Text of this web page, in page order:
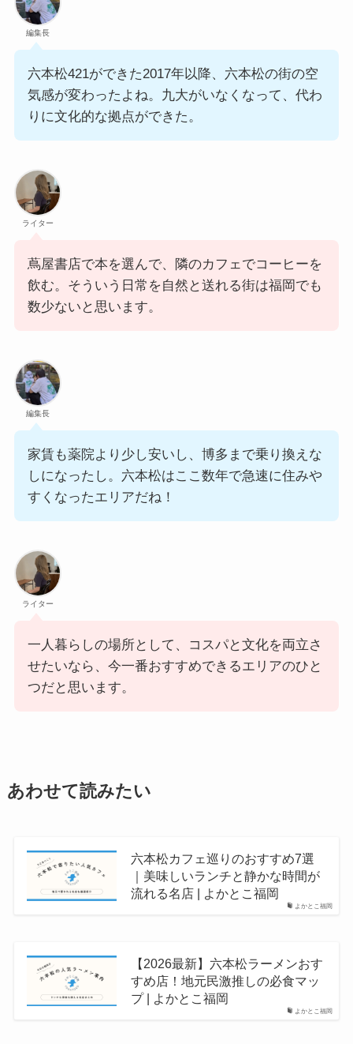
編集長
六本松421ができた2017年以降、六本松の街の空
気感が変わったよね。九大がいなくなって、代わ
りに文化的な拠点ができた。
ライター
蔦屋書店で本を選んで、隣のカフェでコーヒーを
飲む。そういう日常を自然と送れる街は福岡でも
数少ないと思います。
編集長
家賃も薬院より少し安いし、博多まで乗り換えな
しになったし。六本松はここ数年で急速に住みや
すくなったエリアだね！
ライター
一人暮らしの場所として、コスパと文化を両立さ
せたいなら、今一番おすすめできるエリアのひと
つだと思います。
あわせて読みたい
よかとこ福岡
六本松カフェ巡りのおすすめ7選
｜美味しいランチと静かな時間が
流れる名店 | よかとこ福岡
よかとこ福岡
【2026最新】六本松ラーメンおす
すめ店！地元民激推しの必食マッ
プ | よかとこ福岡